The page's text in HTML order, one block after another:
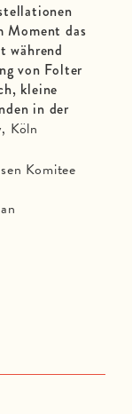
Moment das
während
von Folter
kleine
in der
Köln
Komitee